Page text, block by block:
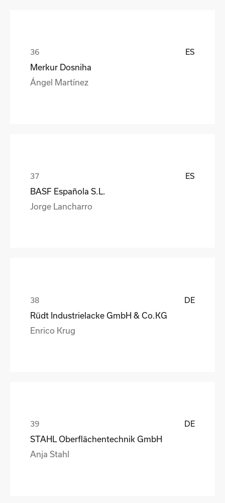
ES
Merkur Dosniha
Ángel Martínez
ES
BASF Española S.L.
Jorge Lancharro
DE
Rüdt Industrielacke GmbH & Co.KG
Enrico Krug
DE
STAHL Oberflächentechnik GmbH
Anja Stahl